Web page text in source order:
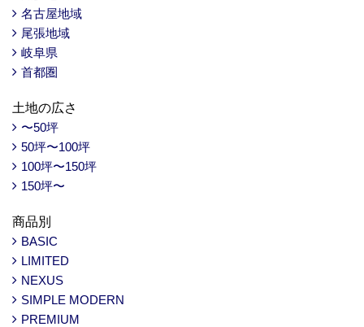
名古屋地域
尾張地域
岐阜県
首都圏
土地の広さ
〜50坪
50坪〜100坪
100坪〜150坪
150坪〜
商品別
BASIC
LIMITED
NEXUS
SIMPLE MODERN
PREMIUM